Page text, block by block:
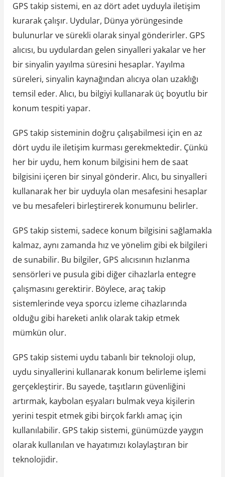
GPS takip sistemi, en az dört adet uyduyla iletişim
kurarak çalışır. Uydular, Dünya yörüngesinde
bulunurlar ve sürekli olarak sinyal gönderirler. GPS
alıcısı, bu uydulardan gelen sinyalleri yakalar ve her
bir sinyalin yayılma süresini hesaplar. Yayılma
süreleri, sinyalin kaynağından alıcıya olan uzaklığı
temsil eder. Alıcı, bu bilgiyi kullanarak üç boyutlu bir
konum tespiti yapar.
GPS takip sisteminin doğru çalışabilmesi için en az
dört uydu ile iletişim kurması gerekmektedir. Çünkü
her bir uydu, hem konum bilgisini hem de saat
bilgisini içeren bir sinyal gönderir. Alıcı, bu sinyalleri
kullanarak her bir uyduyla olan mesafesini hesaplar
ve bu mesafeleri birleştirerek konumunu belirler.
GPS takip sistemi, sadece konum bilgisini sağlamakla
kalmaz, aynı zamanda hız ve yönelim gibi ek bilgileri
de sunabilir. Bu bilgiler, GPS alıcısının hızlanma
sensörleri ve pusula gibi diğer cihazlarla entegre
çalışmasını gerektirir. Böylece, araç takip
sistemlerinde veya sporcu izleme cihazlarında
olduğu gibi hareketi anlık olarak takip etmek
mümkün olur.
GPS takip sistemi uydu tabanlı bir teknoloji olup,
uydu sinyallerini kullanarak konum belirleme işlemi
gerçekleştirir. Bu sayede, taşıtların güvenliğini
artırmak, kaybolan eşyaları bulmak veya kişilerin
yerini tespit etmek gibi birçok farklı amaç için
kullanılabilir. GPS takip sistemi, günümüzde yaygın
olarak kullanılan ve hayatımızı kolaylaştıran bir
teknolojidir.